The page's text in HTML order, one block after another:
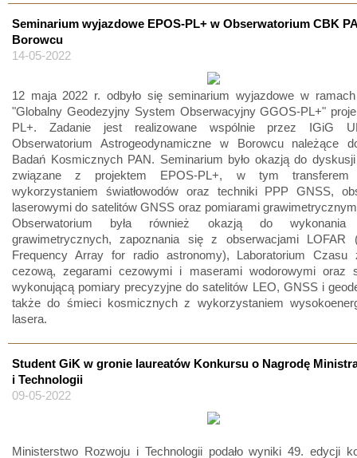
Seminarium wyjazdowe EPOS-PL+ w Obserwatorium CBK
Borowcu
14-05-2022
12 maja 2022 r. odbyło się seminarium wyjazdowe w
"Globalny Geodezyjny System Obserwacyjny GGOS-PL+"
PL+. Zadanie jest realizowane wspólnie przez IGiG
Obserwatorium Astrogeodynamiczne w Borowcu należące
Badań Kosmicznych PAN. Seminarium było okazją do
związane z projektem EPOS-PL+, w tym
wykorzystaniem światłowodów oraz techniki PPP GNSS,
laserowymi do satelitów GNSS oraz pomiarami
Obserwatorium była również okazją do wykonania
grawimetrycznych, zapoznania się z obserwacjami LOFAR
Frequency Array for radio astronomy), Laboratorium Czasu
cezową, zegarami cezowymi i maserami wodorowymi oraz
wykonującą pomiary precyzyjne do satelitów LEO, GNSS i
także do śmieci kosmicznych z wykorzystaniem
lasera.
Student GiK w gronie laureatów Konkursu o Nagrodę
i Technologii
09-05-2022
Ministerstwo Rozwoju i Technologii podało wyniki 49. edycji